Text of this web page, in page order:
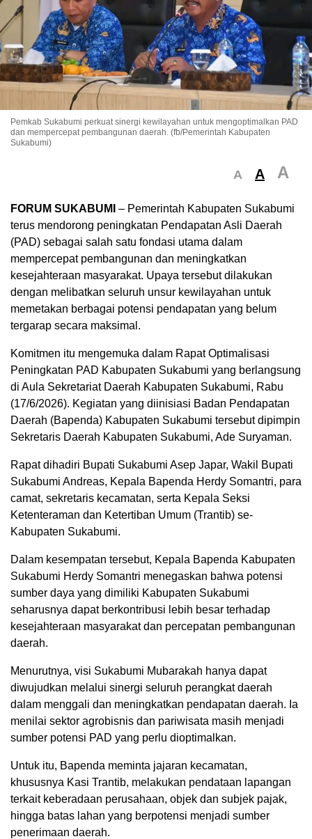
Pemkab Sukabumi perkuat sinergi kewilayahan untuk mengoptimalkan PAD
dan mempercepat pembangunan daerah. (fb/Pemerintah Kabupaten
Sukabumi)
A A A
FORUM SUKABUMI – Pemerintah Kabupaten Sukabumi
terus mendorong peningkatan Pendapatan Asli Daerah
(PAD) sebagai salah satu fondasi utama dalam
mempercepat pembangunan dan meningkatkan
kesejahteraan masyarakat. Upaya tersebut dilakukan
dengan melibatkan seluruh unsur kewilayahan untuk
memetakan berbagai potensi pendapatan yang belum
tergarap secara maksimal.
Komitmen itu mengemuka dalam Rapat Optimalisasi
Peningkatan PAD Kabupaten Sukabumi yang berlangsung
di Aula Sekretariat Daerah Kabupaten Sukabumi, Rabu
(17/6/2026). Kegiatan yang diinisiasi Badan Pendapatan
Daerah (Bapenda) Kabupaten Sukabumi tersebut dipimpin
Sekretaris Daerah Kabupaten Sukabumi, Ade Suryaman.
Rapat dihadiri Bupati Sukabumi Asep Japar, Wakil Bupati
Sukabumi Andreas, Kepala Bapenda Herdy Somantri, para
camat, sekretaris kecamatan, serta Kepala Seksi
Ketenteraman dan Ketertiban Umum (Trantib) se-
Kabupaten Sukabumi.
Dalam kesempatan tersebut, Kepala Bapenda Kabupaten
Sukabumi Herdy Somantri menegaskan bahwa potensi
sumber daya yang dimiliki Kabupaten Sukabumi
seharusnya dapat berkontribusi lebih besar terhadap
kesejahteraan masyarakat dan percepatan pembangunan
daerah.
Menurutnya, visi Sukabumi Mubarakah hanya dapat
diwujudkan melalui sinergi seluruh perangkat daerah
dalam menggali dan meningkatkan pendapatan daerah. Ia
menilai sektor agrobisnis dan pariwisata masih menjadi
sumber potensi PAD yang perlu dioptimalkan.
Untuk itu, Bapenda meminta jajaran kecamatan,
khususnya Kasi Trantib, melakukan pendataan lapangan
terkait keberadaan perusahaan, objek dan subjek pajak,
hingga batas lahan yang berpotensi menjadi sumber
penerimaan daerah.